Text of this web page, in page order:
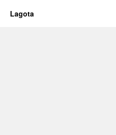
Lagota